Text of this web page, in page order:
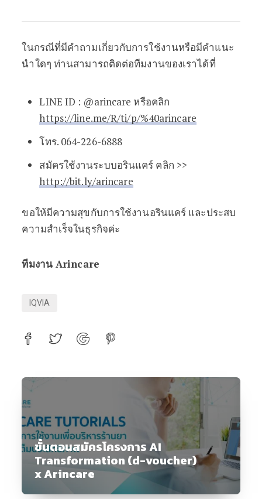
ในกรณีที่มีคำถามเกี่ยวกับการใช้งานหรือมีคำแนะ
นำใดๆ ท่านสามารถติดต่อทีมงานของเราได้ที่
LINE ID : @arincare หรือคลิก
https://line.me/R/ti/p/%40arincare
โทร. 064-226-6888
สมัครใช้งานระบบอรินแคร์ คลิก >>
http://bit.ly/arincare
ขอให้มีความสุขกับการใช้งานอรินแคร์ และประสบ
ความสำเร็จในธุรกิจค่ะ
ทีมงาน Arincare
IQVIA
ขั้นตอนสมัครโครงการ AI
Transformation (d-voucher)
x Arincare